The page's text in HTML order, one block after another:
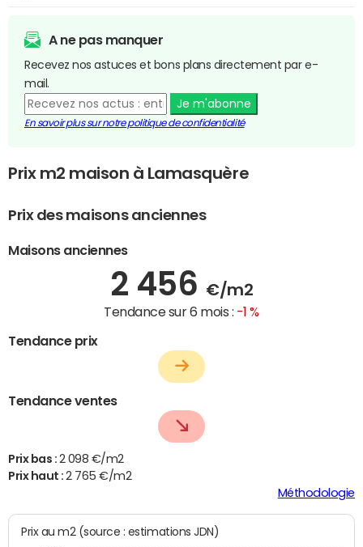
A ne pas manquer
Recevez nos astuces et bons plans directement par e-
mail.
Je m'abonne
En savoir plus sur notre politique de confidentialité
Prix m2 maison à Lamasquère
Prix des maisons anciennes
Maisons anciennes
2 456 €/m2
Tendance sur 6 mois : -1 %
Tendance prix
Tendance ventes
Prix bas : 2 098 €/m2
Prix haut :2 765 €/m2
Méthodologie
Prix au m2 (source : estimations JDN)